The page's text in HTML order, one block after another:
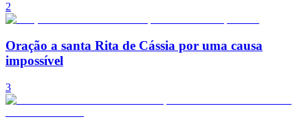
2
Oração a santa Rita de Cássia por uma causa
impossível
3